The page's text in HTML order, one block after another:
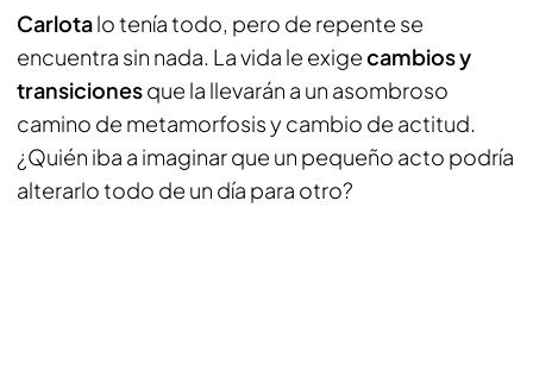
Carlotalo tenía todo, pero de repente se
encuentra sin nada. La vida le exigecambios y
transicionesque la llevarán a un asombroso
camino de metamorfosis y cambio de actitud.
¿Quién iba a imaginar que un pequeño acto podría
alterarlo todo de un día para otro?